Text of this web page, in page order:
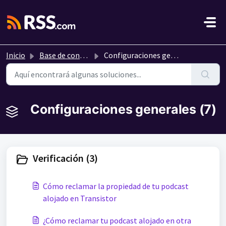
Inicio Base de conocimientos Configuraciones generales
Configuraciones generales (7)
Verificación (3)
Cómo reclamar la propiedad de tu podcast
alojado en Transistor
¿Cómo reclamar tu podcast alojado en otra